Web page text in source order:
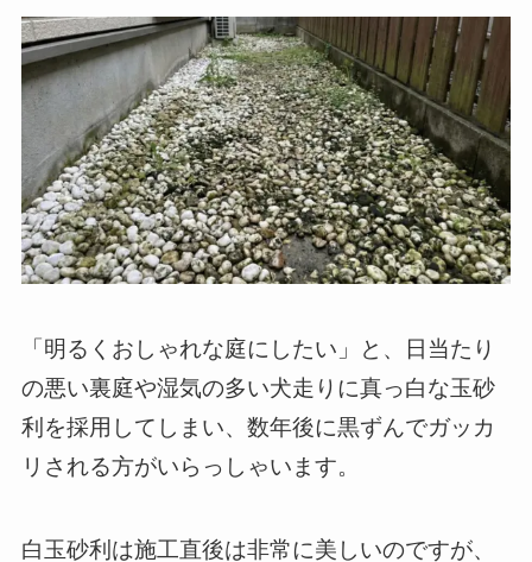
「明るくおしゃれな庭にしたい」と、日当たり
の悪い裏庭や湿気の多い犬走りに真っ白な玉砂
利を採用してしまい、数年後に黒ずんでガッカ
リされる方がいらっしゃいます。
白玉砂利は施工直後は非常に美しいのですが、